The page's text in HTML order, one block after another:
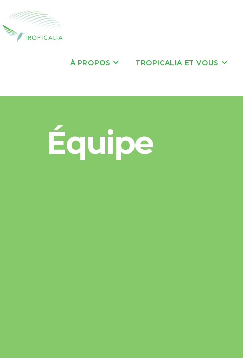
À PROPOS TROPICALIA ET VOUS
Équipe